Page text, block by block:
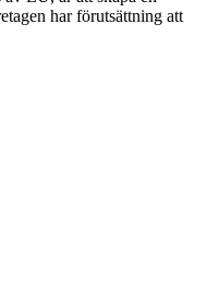
har förutsättning att